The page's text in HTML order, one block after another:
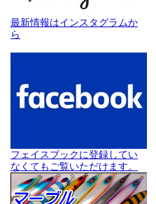
最新情報はインスタグラムか
ら
フェイスブックに登録してい
なくてもご覧いただけます。